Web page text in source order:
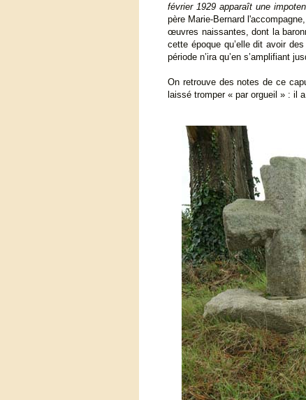
février 1929 apparaît une
père Marie-Bernard
œuvres naissantes, dont la
cette époque qu’elle dit avoir
période n’ira qu’en s’amplifiant
On retrouve des notes de ce
laissé tromper « par orgueil » : il